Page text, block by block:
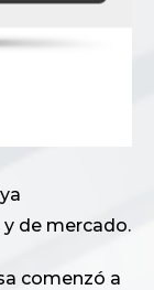
de mercado.
comenzó a